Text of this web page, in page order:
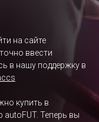
на сайте
ввести
в нашу поддержку в
купить в
autoFUT. Теперь вы